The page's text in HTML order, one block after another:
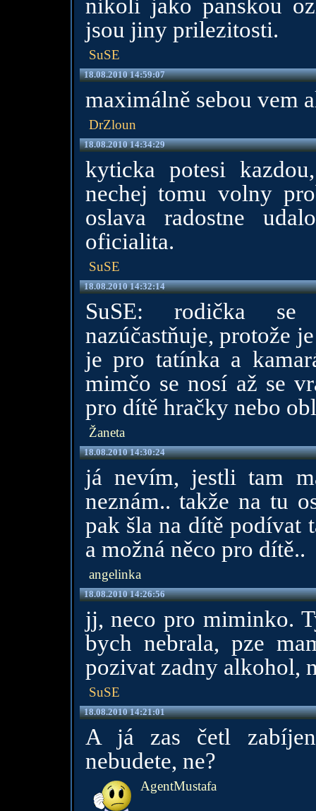
nikoli jako panskou
jsou jiny prilezitosti.
SuSE
18.08.2010 14:59:07
maximálně sebou vem
DrZloun
18.08.2010 14:34:29
kyticka potesi
nechej tomu volny
oslava radostne
oficialita.
SuSE
18.08.2010 14:32:14
SuSE: rodička se
nazúčastňuje, protože
je pro tatínka a
mimčo se nosí až se
pro dítě hračky nebo
Žaneta
18.08.2010 14:30:24
já nevím, jestli tam
neznám.. takže na tu
pak šla na dítě podívat
a možná něco pro dítě..
angelinka
18.08.2010 14:26:56
jj, neco pro miminko.
bych nebrala, pze
pozivat zadny alkohol,
SuSE
18.08.2010 14:21:01
A já zas četl
nebudete, ne?
AgentMustafa